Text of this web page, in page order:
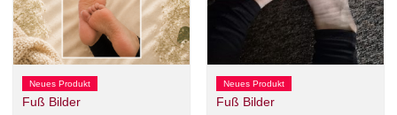
Neues Produkt
Fuß Bilder
Neues Produkt
Fuß Bilder